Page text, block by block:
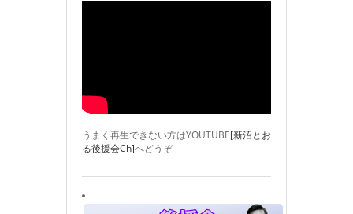
うまく再生できない方はYOUTUBE[新沼とお
る後援会Ch]へどうぞ